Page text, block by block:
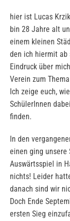
hier ist Lucas
bin 28 Jahre alt
einem kleinen
den ich hiermit ab
Eindruck über
Verein zum
Ich zeige euch,
SchülerInnen
finden.
In den
einen ging unsere
Auswärtsspiel in
nichts! Leider
danach sind wir
Doch Ende
ersten Sieg